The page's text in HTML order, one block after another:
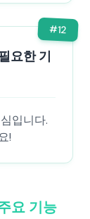
#12
요한 기
입니다.
!
요 기능